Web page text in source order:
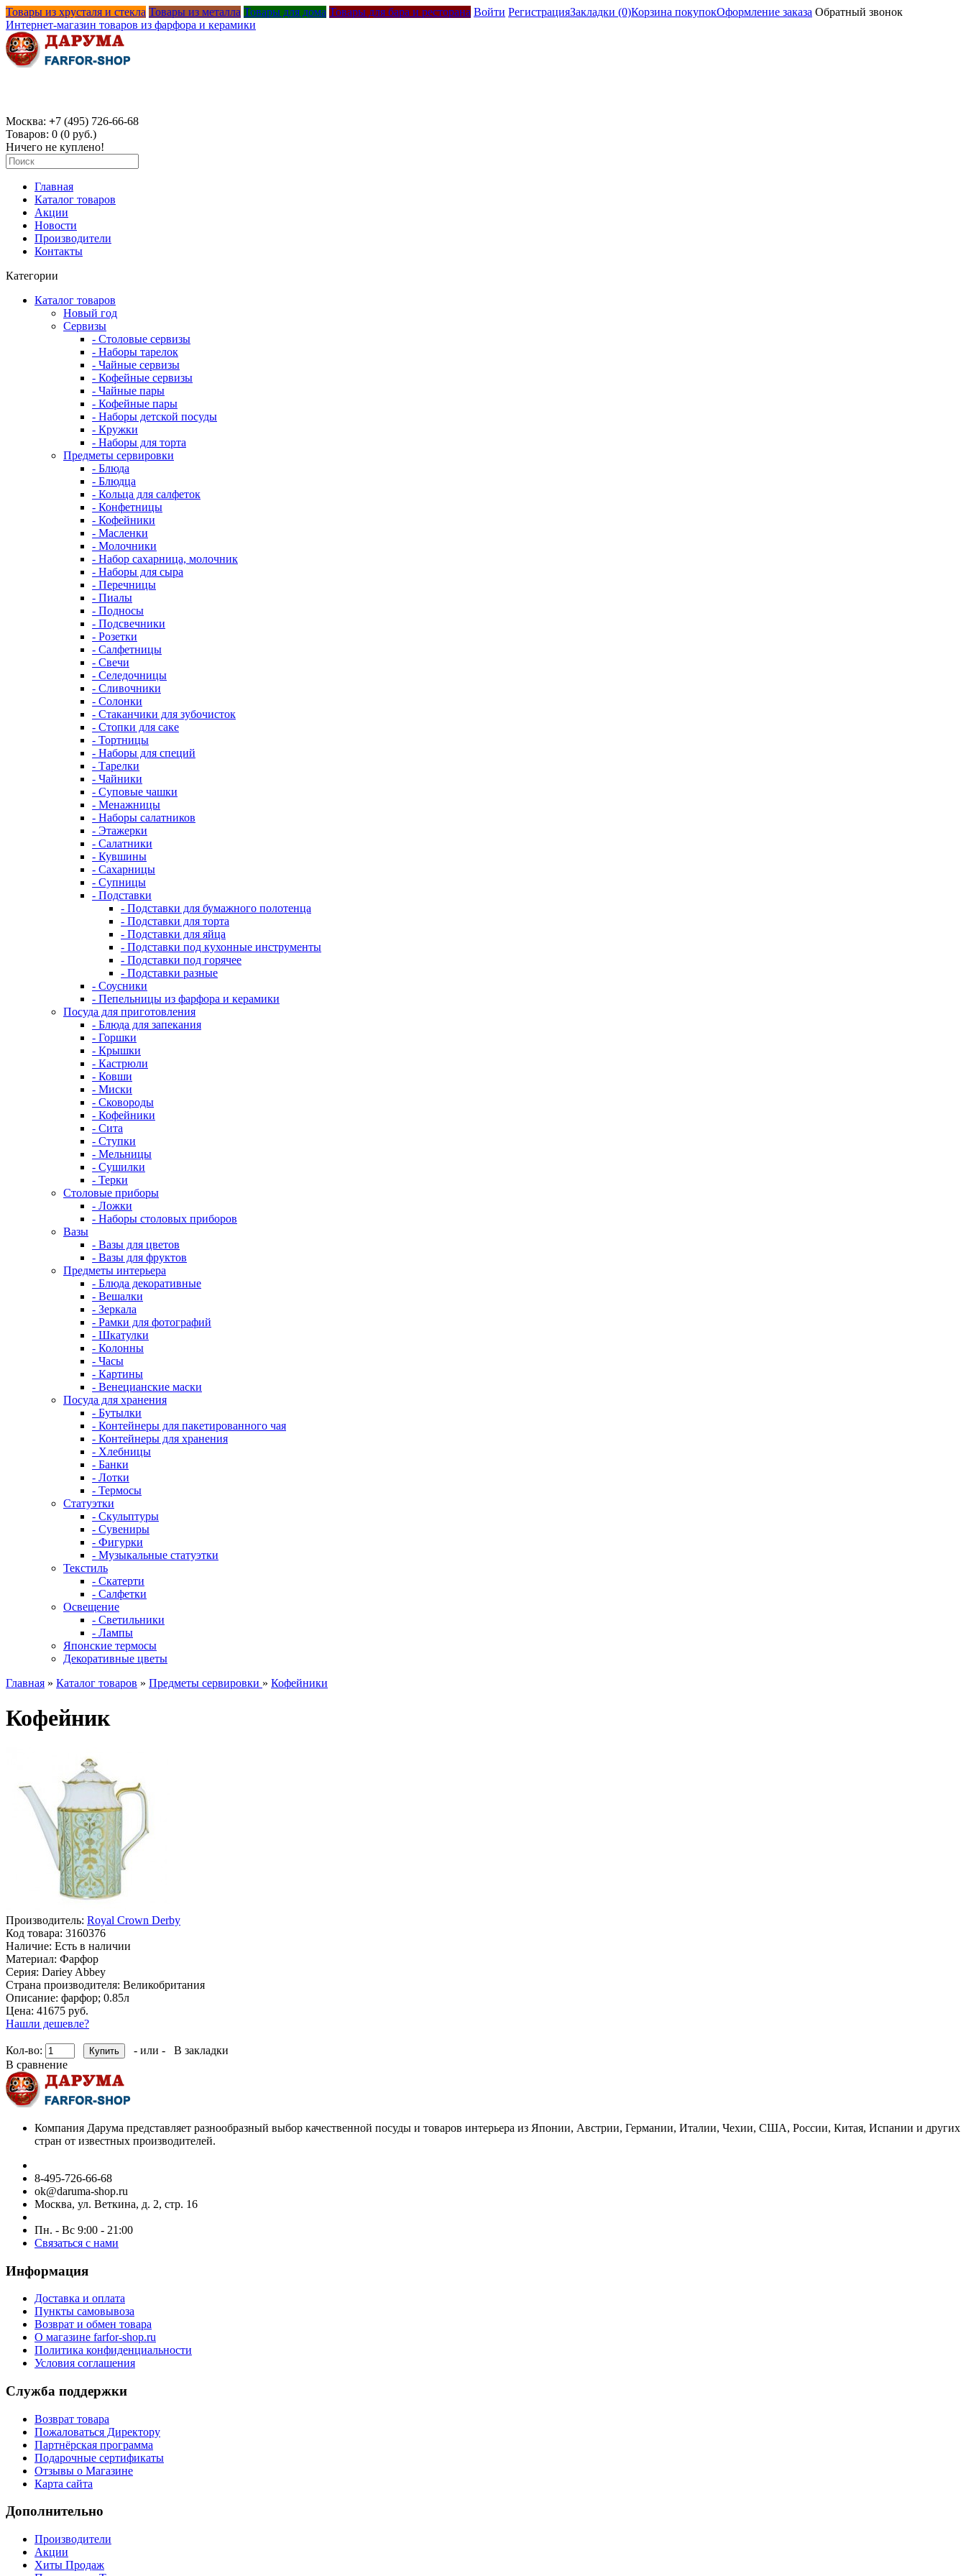
Товары из хрусталя и стекла Товары из металла Товары для дома Товары для бара и ресторана Войти РегистрацияЗакладки (0)Корзина покупокОформление заказа Обратный звонок
Интернет-магазин товаров из фарфора и керамики
Москва: +7 (495) 726-66-68
Товаров: 0 (0 руб.)
Ничего не куплено!
Главная
Каталог товаров
Акции
Новости
Производители
Контакты
Категории
Каталог товаров
Новый год
Сервизы
- Столовые сервизы
- Наборы тарелок
- Чайные сервизы
- Кофейные сервизы
- Чайные пары
- Кофейные пары
- Наборы детской посуды
- Кружки
- Наборы для торта
Предметы сервировки
- Блюда
- Блюдца
- Кольца для салфеток
- Конфетницы
- Кофейники
- Масленки
- Молочники
- Набор сахарница, молочник
- Наборы для сыра
- Перечницы
- Пиалы
- Подносы
- Подсвечники
- Розетки
- Салфетницы
- Свечи
- Селедочницы
- Сливочники
- Солонки
- Стаканчики для зубочисток
- Стопки для саке
- Тортницы
- Наборы для специй
- Тарелки
- Чайники
- Суповые чашки
- Менажницы
- Наборы салатников
- Этажерки
- Салатники
- Кувшины
- Сахарницы
- Супницы
- Подставки
- Подставки для бумажного полотенца
- Подставки для торта
- Подставки для яйца
- Подставки под кухонные инструменты
- Подставки под горячее
- Подставки разные
- Соусники
- Пепельницы из фарфора и керамики
Посуда для приготовления
- Блюда для запекания
- Горшки
- Крышки
- Кастрюли
- Ковши
- Миски
- Сковороды
- Кофейники
- Сита
- Ступки
- Мельницы
- Сушилки
- Терки
Столовые приборы
- Ложки
- Наборы столовых приборов
Вазы
- Вазы для цветов
- Вазы для фруктов
Предметы интерьера
- Блюда декоративные
- Вешалки
- Зеркала
- Рамки для фотографий
- Шкатулки
- Колонны
- Часы
- Картины
- Венецианские маски
Посуда для хранения
- Бутылки
- Контейнеры для пакетированного чая
- Контейнеры для хранения
- Хлебницы
- Банки
- Лотки
- Термосы
Статуэтки
- Скульптуры
- Сувениры
- Фигурки
- Музыкальные статуэтки
Текстиль
- Скатерти
- Салфетки
Освещение
- Светильники
- Лампы
Японские термосы
Декоративные цветы
Главная » Каталог товаров » Предметы сервировки » Кофейники
Кофейник
Производитель: Royal Crown Derby
Код товара: 3160376
Наличие: Есть в наличии
Материал: Фарфор
Серия: Dariey Abbey
Страна производителя: Великобритания
Описание: фарфор; 0.85л
Цена: 41675 руб.
Нашли дешевле?
Кол-во: - или -
В закладки
В сравнение
Компания Дарума представляет разнообразный выбор качественной посуды и товаров интерьера из Японии, Австрии, Германии, Италии, Чехии, США, России, Китая, Испании и других
стран от известных производителей.
8-495-726-66-68
ok@daruma-shop.ru
Москва, ул. Веткина, д. 2, стр. 16
Пн. - Вс 9:00 - 21:00
Связаться с нами
Информация
Доставка и оплата
Пункты самовывоза
Возврат и обмен товара
О магазине farfor-shop.ru
Политика конфиденциальности
Условия соглашения
Служба поддержки
Возврат товара
Пожаловаться Директору
Партнёрская программа
Подарочные сертификаты
Отзывы о Магазине
Карта сайта
Дополнительно
Производители
Акции
Хиты Продаж